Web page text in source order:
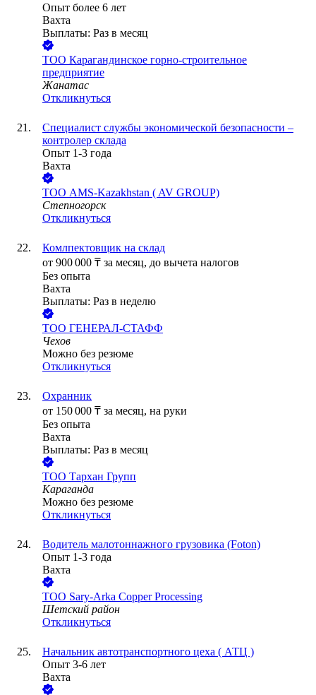
Опыт более 6 лет
Вахта
Выплаты: Раз в месяц
ТОО Карагандинское горно-строительное
предприятие
Жанатас
Откликнуться
Специалист службы экономической безопасности –
контролер склада
Опыт 1-3 года
Вахта
ТОО AMS-Kazakhstan ( AV GROUP)
Степногорск
Откликнуться
Комлпектовщик на склад
от 900 000 ₸ за месяц, до вычета налогов
Без опыта
Вахта
Выплаты: Раз в неделю
ТОО ГЕНЕРАЛ-СТАФФ
Чехов
Можно без резюме
Откликнуться
Охранник
от 150 000 ₸ за месяц, на руки
Без опыта
Вахта
Выплаты: Раз в месяц
ТОО Тархан Групп
Караганда
Можно без резюме
Откликнуться
Водитель малотоннажного грузовика (Foton)
Опыт 1-3 года
Вахта
ТОО Sary-Arka Copper Processing
Шетский район
Откликнуться
Начальник автотранспортного цеха ( АТЦ )
Опыт 3-6 лет
Вахта